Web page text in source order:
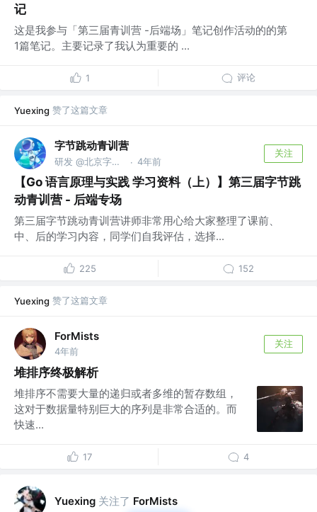
记
这是我参与「第三届青训营 -后端场」笔记创作活动的的第
1篇笔记。主要记录了我认为重要的 ...
1 评论
Yuexing 赞了这篇文章
字节跳动青训营
研发 @北京字节跳动网络技术有限公司 · 4年前
关注
【Go 语言原理与实践 学习资料（上）】第三届字节跳
动青训营 - 后端专场
第三届字节跳动青训营讲师非常用心给大家整理了课前、
中、后的学习内容，同学们自我评估，选择...
225 152
Yuexing 赞了这篇文章
ForMists
4年前
关注
堆排序终极解析
堆排序不需要大量的递归或者多维的暂存数组，
这对于数据量特别巨大的序列是非常合适的。而
快速...
17 4
Yuexing 关注了 ForMists